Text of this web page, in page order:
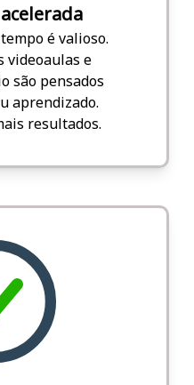
é valioso.
videoaulas e
são pensados
aprendizado.
resultados.